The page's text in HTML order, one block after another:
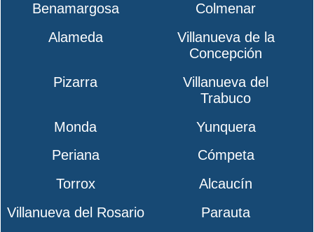
Benamargosa
Colmenar
Alameda
Villanueva de la
Concepción
Pizarra
Villanueva del
Trabuco
Monda
Yunquera
Periana
Cómpeta
Torrox
Alcaucín
Villanueva del Rosario
Parauta